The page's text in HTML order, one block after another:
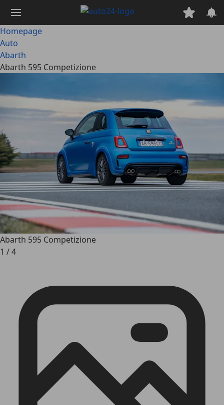
naar
hoofdinhoud
Homepage
Auto
Abarth
Abarth 595 Competizione
Abarth 595 Competizione
1 /4